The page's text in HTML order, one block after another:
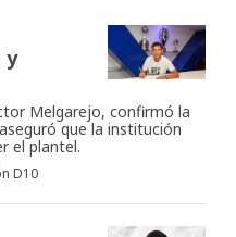
y
Melgarejo, confirmó la
que la institución
el plantel.
D10